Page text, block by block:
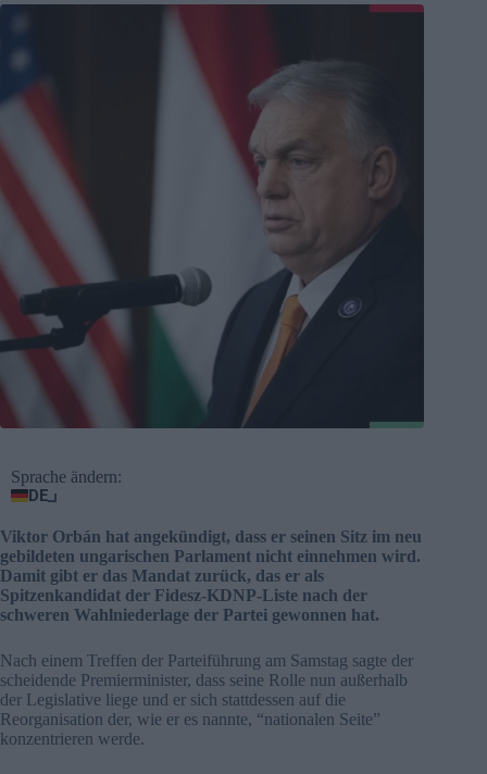
Sprache ändern:
DE
Viktor Orbán hat angekündigt, dass er seinen Sitz im neu
gebildeten ungarischen Parlament nicht einnehmen wird.
Damit gibt er das Mandat zurück, das er als
Spitzenkandidat der Fidesz-KDNP-Liste nach der
schweren Wahlniederlage der Partei gewonnen hat.
Nach einem Treffen der Parteiführung am Samstag sagte der
scheidende Premierminister, dass seine Rolle nun außerhalb
der Legislative liege und er sich stattdessen auf die
Reorganisation der, wie er es nannte, “nationalen Seite”
konzentrieren werde.